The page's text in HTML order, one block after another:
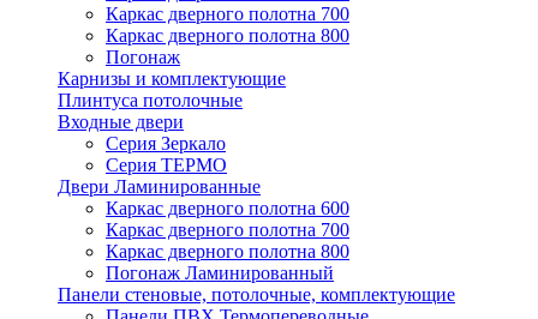
Каркас дверного полотна 700
Каркас дверного полотна 800
Погонаж
Карнизы и комплектующие
Плинтуса потолочные
Входные двери
Серия Зеркало
Серия ТЕРМО
Двери Ламинированные
Каркас дверного полотна 600
Каркас дверного полотна 700
Каркас дверного полотна 800
Погонаж Ламинированный
Панели стеновые, потолочные, комплектующие